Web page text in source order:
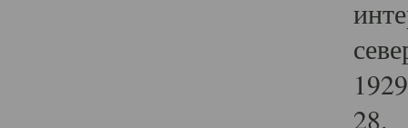
28.